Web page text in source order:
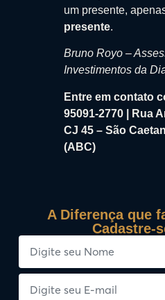
um presente,
presente.
Bruno Royo –
Investimentos da
Entre em contato
95091-2770 | Rua
CJ 45 – São
(ABC)
A Diferença que
Cadastre-